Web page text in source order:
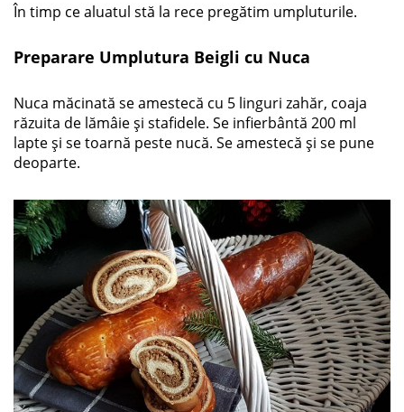
În timp ce aluatul stă la rece pregătim umpluturile.
Preparare Umplutura Beigli cu Nuca
Nuca măcinată se amestecă cu 5 linguri zahăr, coaja
răzuita de lămâie și stafidele. Se infierbântă 200 ml
lapte și se toarnă peste nucă. Se amestecă și se pune
deoparte.